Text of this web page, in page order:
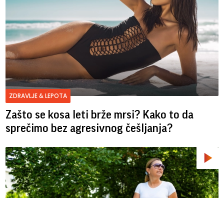
ZDRAVLJE & LEPOTA
Zašto se kosa leti brže mrsi? Kako to da
sprečimo bez agresivnog češljanja?